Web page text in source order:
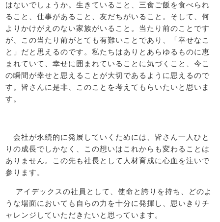
はないでしょうか。生きていること、三食ご飯を食べられ
ること、仕事があること、友だちがいること。そして、何
よりかけがえのない家族がいること。当たり前のことです
が、この当たり前がとても有難いことであり、「幸せなこ
と」だと思えるのです。私たちはありとあらゆるものに恵
まれていて、幸せに囲まれていることに気づくこと、今こ
の瞬間が幸せと思えることが大切であるように思えるので
す。皆さんに是非、このことを考えてもらいたいと思いま
す。
会社が永続的に発展していくためには、皆さん一人ひと
りの成長でしかなく、この想いはこれからも変わることは
ありません。この先も社長として人材育成に心血を注いで
参ります。
アイデックスの社員として、使命と誇りを持ち、どのよ
うな場面においても自らの力を十分に発揮し、思いきりチ
ャレンジしていただきたいと思っています。